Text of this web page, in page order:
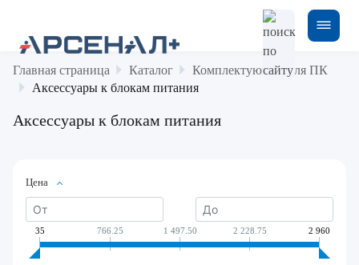
Главная страница Каталог
Комплектующие для ПК
Аксессуары к блокам питания
Аксессуары к блокам питания
Цена
35 766.25 1 497.50 2 228.75 2 960